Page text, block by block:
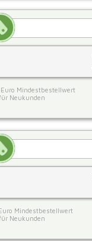
Mindestbestellwert
Neukunden
Mindestbestellwert
Neukunden